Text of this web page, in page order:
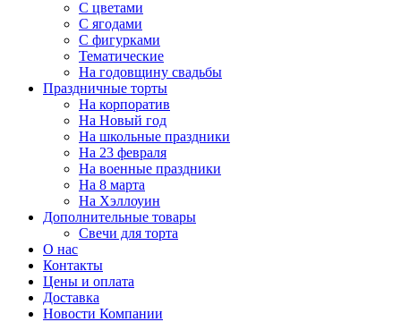
С цветами
С ягодами
С фигурками
Тематические
На годовщину свадьбы
Праздничные торты
На корпоратив
На Новый год
На школьные праздники
На 23 февраля
На военные праздники
На 8 марта
На Хэллоуин
Дополнительные товары
Свечи для торта
О нас
Контакты
Цены и оплата
Доставка
Новости Компании